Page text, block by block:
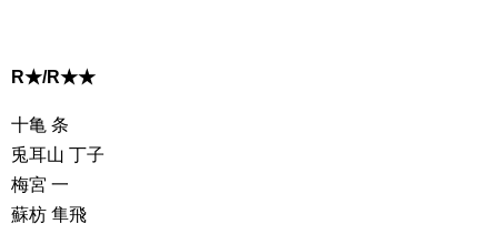
R★/R★★
十亀 条
兎耳山 丁子
梅宮 一
蘇枋 隼飛